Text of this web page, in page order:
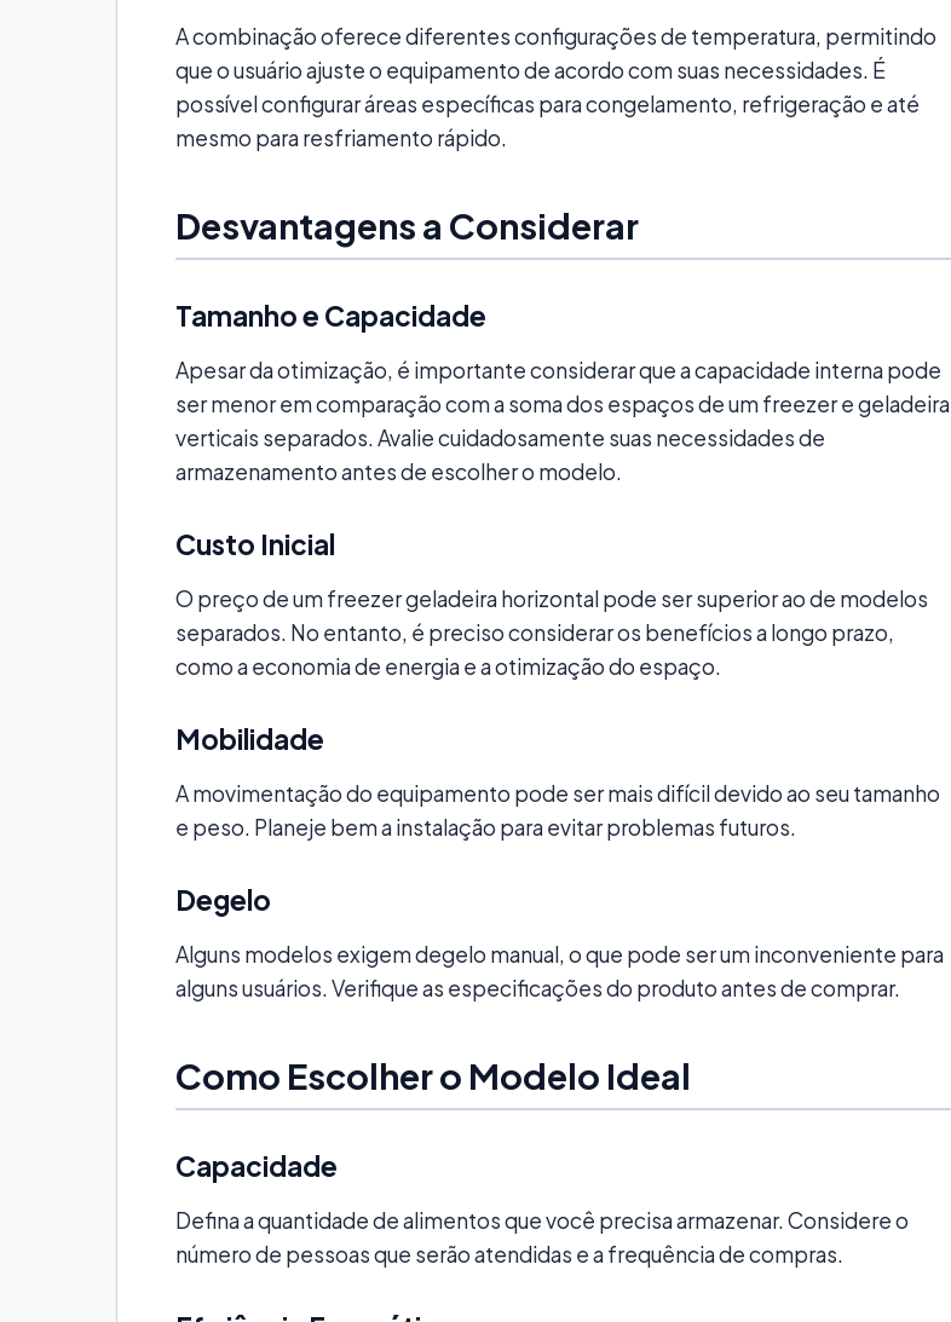
A combinação oferece diferentes configurações de temperatura, permitindo
que o usuário ajuste o equipamento de acordo com suas necessidades. É
possível configurar áreas específicas para congelamento, refrigeração e até
mesmo para resfriamento rápido.
Desvantagens a Considerar
Tamanho e Capacidade
Apesar da otimização, é importante considerar que a capacidade interna pode
ser menor em comparação com a soma dos espaços de um freezer e geladeira
verticais separados. Avalie cuidadosamente suas necessidades de
armazenamento antes de escolher o modelo.
Custo Inicial
O preço de um freezer geladeira horizontal pode ser superior ao de modelos
separados. No entanto, é preciso considerar os benefícios a longo prazo,
como a economia de energia e a otimização do espaço.
Mobilidade
A movimentação do equipamento pode ser mais difícil devido ao seu tamanho
e peso. Planeje bem a instalação para evitar problemas futuros.
Degelo
Alguns modelos exigem degelo manual, o que pode ser um inconveniente para
alguns usuários. Verifique as especificações do produto antes de comprar.
Como Escolher o Modelo Ideal
Capacidade
Defina a quantidade de alimentos que você precisa armazenar. Considere o
número de pessoas que serão atendidas e a frequência de compras.